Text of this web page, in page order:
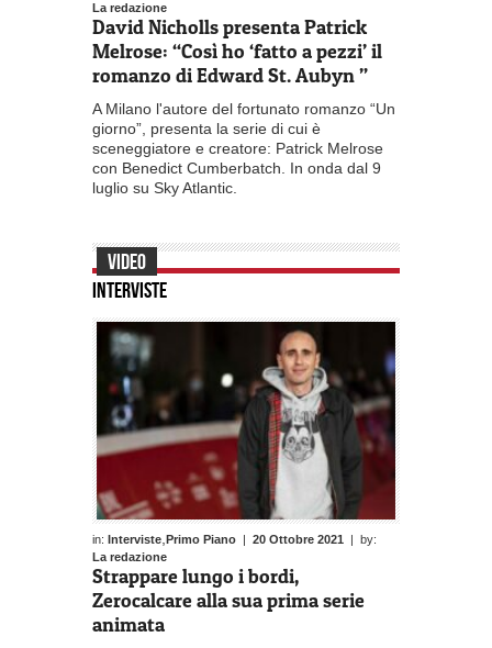
La redazione
David Nicholls presenta Patrick
Melrose: “Così ho ‘fatto a pezzi’ il
romanzo di Edward St. Aubyn ”
A Milano l'autore del fortunato romanzo “Un
giorno”, presenta la serie di cui è
sceneggiatore e creatore: Patrick Melrose
con Benedict Cumberbatch. In onda dal 9
luglio su Sky Atlantic.
VIDEO
INTERVISTE
in: Interviste Primo Piano | 20 Ottobre 2021 | by:
La redazione
Strappare lungo i bordi,
Zerocalcare alla sua prima serie
animata